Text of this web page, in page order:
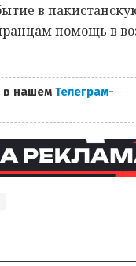
в
помощь в
в нашем Телеграм-